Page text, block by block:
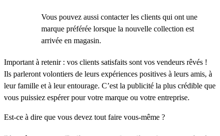
Vous pouvez aussi contacter les clients qui ont une
marque préférée lorsque la nouvelle collection est
arrivée en magasin.
Important à retenir : vos clients satisfaits sont vos vendeurs rêvés !
Ils parleront volontiers de leurs expériences positives à leurs amis, à
leur famille et à leur entourage. C’est la publicité la plus crédible que
vous puissiez espérer pour votre marque ou votre entreprise.
Est-ce à dire que vous devez tout faire vous-même ?